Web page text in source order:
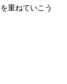
重ねていこう